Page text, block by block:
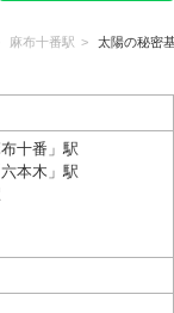
麻布十番駅 太陽の秘密
十番」駅
本木」駅